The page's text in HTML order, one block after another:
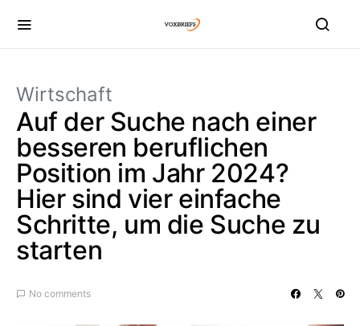
Wirtschaft
Auf der Suche nach einer
besseren beruflichen
Position im Jahr 2024?
Hier sind vier einfache
Schritte, um die Suche zu
starten
No comments